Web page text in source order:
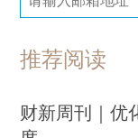
推荐阅读
财新周刊｜优